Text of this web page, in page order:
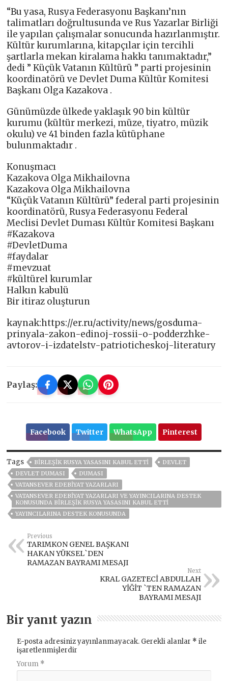
“Bu yasa, Rusya Federasyonu Başkanı’nın
talimatları doğrultusunda ve Rus Yazarlar Birliği
ile yapılan çalışmalar sonucunda hazırlanmıştır.
Kültür kurumlarına, kitapçılar için tercihli
şartlarla mekan kiralama hakkı tanımaktadır,”
dedi ” Küçük Vatanın Kültürü ” parti projesinin
koordinatörü ve Devlet Duma Kültür Komitesi
Başkanı Olga Kazakova .
Günümüzde ülkede yaklaşık 90 bin kültür
kurumu (kültür merkezi, müze, tiyatro, müzik
okulu) ve 41 binden fazla kütüphane
bulunmaktadır .
Konuşmacı
Kazakova Olga Mikhailovna
Kazakova Olga Mikhailovna
“Küçük Vatanın Kültürü” federal parti projesinin
koordinatörü, Rusya Federasyonu Federal
Meclisi Devlet Duması Kültür Komitesi Başkanı
#Kazakova
#DevletDuma
#faydalar
#mevzuat
#kültürel kurumlar
Halkın kabulü
Bir itiraz oluşturun
kaynak:https://er.ru/activity/news/gosduma-
prinyala-zakon-edinoj-rossii-o-podderzhke-
avtorov-i-izdatelstv-patrioticheskoj-literatury
Paylaş:
Facebook Twitter WhatsApp Pinterest
Tags BIRLEŞIK RUSYA YASASINI KABUL ETTI
DEVLET
DEVLET DUMASI
DUMASI
VATANSEVER EDEBIYAT YAZARLARI
VATANSEVER EDEBIYAT YAZARLARI VE YAYINCILARINA DESTEK
KONUSUNDA BIRLEŞIK RUSYA YASASINI KABUL ETTI
YAYINCILARINA DESTEK KONUSUNDA
Previous
TARIMKON GENEL BAŞKANI
HAKAN YÜKSEL`DEN
RAMAZAN BAYRAMI MESAJI
Next
KRAL GAZETECİ ABDULLAH
YİĞİT `TEN RAMAZAN
BAYRAMI MESAJI
Bir yanıt yazın
E-posta adresiniz yayınlanmayacak. Gerekli alanlar * ile
işaretlenmişlerdir
Yorum *